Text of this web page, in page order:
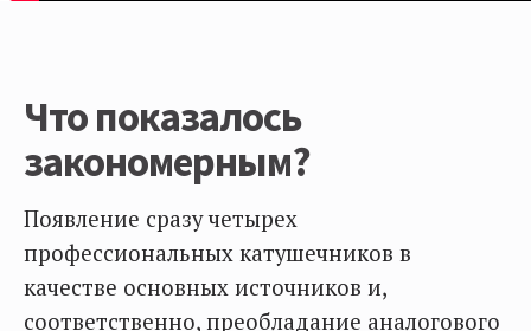
Что показалось
закономерным?
Появление сразу четырех
профессиональных катушечников в
качестве основных источников и,
соответственно, преобладание аналогового